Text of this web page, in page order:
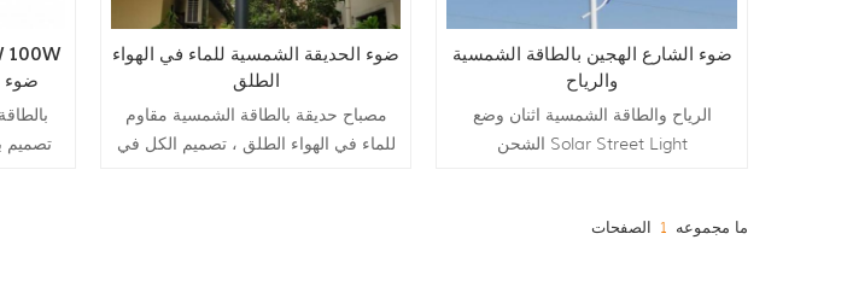
100W
تصميم
ضوء الحديقة الشمسية للماء في الهواء
الطلق
مصباح حديقة بالطاقة الشمسية مقاوم
للماء في الهواء الطلق ، تصميم الكل في
ضوء الشارع الهجين بالطاقة الشمسية
والرياح
الرياح والطاقة الشمسية اثنان وضع
الشحن Solar Street Light
ما مجموعه 1 الصفحات